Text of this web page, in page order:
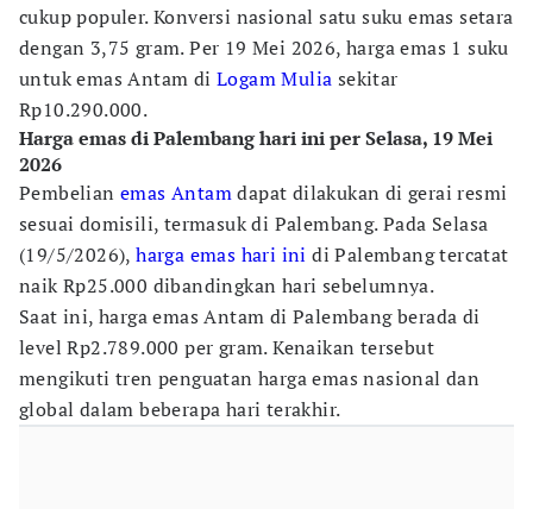
cukup populer. Konversi nasional satu suku emas setara
dengan 3,75 gram. Per 19 Mei 2026, harga emas 1 suku
untuk emas Antam di Logam Mulia sekitar
Rp10.290.000.
Harga emas di Palembang hari ini per Selasa, 19 Mei
2026
Pembelianemas Antamdapat dilakukan di gerai resmi
sesuai domisili, termasuk di Palembang. Pada Selasa
(19/5/2026),harga emas hari ini di Palembang tercatat
naik Rp25.000 dibandingkan hari sebelumnya.
Saat ini, harga emas Antam di Palembang berada di
level Rp2.789.000 per gram. Kenaikan tersebut
mengikuti tren penguatan harga emas nasional dan
global dalam beberapa hari terakhir.